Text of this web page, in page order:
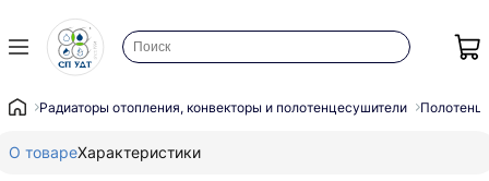
Радиаторы отопления, конвекторы и полотенцесушители
О товареХарактеристики